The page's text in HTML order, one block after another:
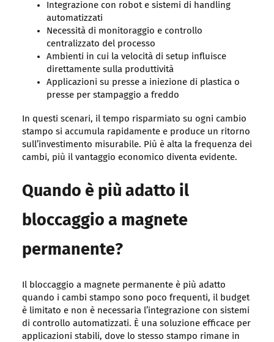
Integrazione con robot e sistemi di handling
automatizzati
Necessità di monitoraggio e controllo
centralizzato del processo
Ambienti in cui la velocità di setup influisce
direttamente sulla produttività
Applicazioni su presse a iniezione di plastica o
presse per stampaggio a freddo
In questi scenari, il tempo risparmiato su ogni cambio
stampo si accumula rapidamente e produce un ritorno
sull’investimento misurabile. Più è alta la frequenza dei
cambi, più il vantaggio economico diventa evidente.
Quando è più adatto il
bloccaggio a magnete
permanente?
Il bloccaggio a magnete permanente è più adatto
quando i cambi stampo sono poco frequenti, il budget
è limitato e non è necessaria l’integrazione con sistemi
di controllo automatizzati. È una soluzione efficace per
applicazioni stabili, dove lo stesso stampo rimane in